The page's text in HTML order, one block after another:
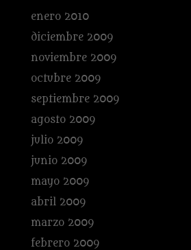
enero 2010
diciembre 2009
noviembre 2009
octubre 2009
septiembre 2009
agosto 2009
julio 2009
junio 2009
mayo 2009
abril 2009
marzo 2009
febrero 2009